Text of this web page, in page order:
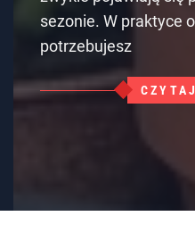
sezonie. W praktyce
potrzebujesz